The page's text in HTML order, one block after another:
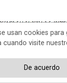
usan cookies
cuando visite
De acuerdo